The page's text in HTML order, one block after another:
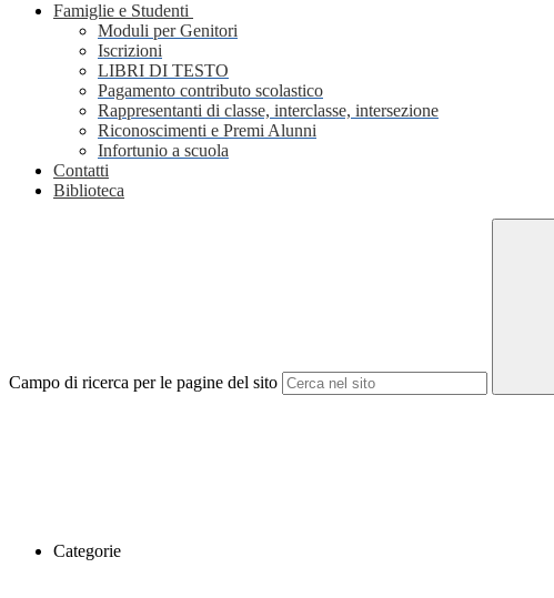
Famiglie e Studenti
Moduli per Genitori
Iscrizioni
LIBRI DI TESTO
Pagamento contributo scolastico
Rappresentanti di classe, interclasse, intersezione
Riconoscimenti e Premi Alunni
Infortunio a scuola
Contatti
Biblioteca
Campo di ricerca per le pagine del sito
Categorie